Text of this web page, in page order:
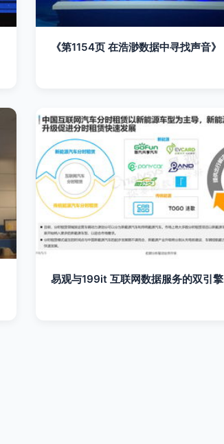
《第1154页 在浩渺数据中寻找声音》
易观与199it 互联网数据服务的双引擎